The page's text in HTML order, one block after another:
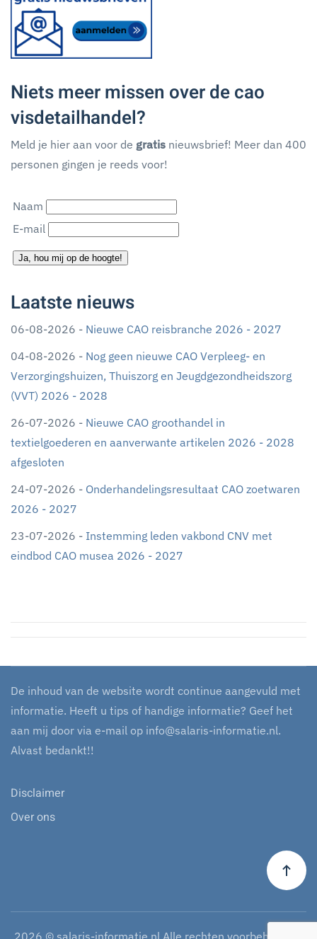
Niets meer missen over de cao
visdetailhandel?
Meld je hier aan voor de gratis nieuwsbrief! Meer dan 400
personen gingen je reeds voor!
Naam
E-mail
Ja, hou mij op de hoogte!
Laatste nieuws
06-08-2026 - Nieuwe CAO reisbranche 2026 - 2027
04-08-2026 - Nog geen nieuwe CAO Verpleeg- en
Verzorgingshuizen, Thuiszorg en Jeugdgezondheidszorg
(VVT) 2026 - 2028
26-07-2026 - Nieuwe CAO groothandel in
textielgoederen en aanverwante artikelen 2026 - 2028
afgesloten
24-07-2026 - Onderhandelingsresultaat CAO zoetwaren
2026 - 2027
23-07-2026 - Instemming leden vakbond CNV met
eindbod CAO musea 2026 - 2027
De inhoud van de website wordt continue aangevuld met
informatie. Heeft u tips of handige informatie? Geef het
aan mij door via e-mail op info@salaris-informatie.nl.
Alvast bedankt!!
Disclaimer
Over ons
2026 © salaris-informatie.nl Alle rechten voorbehouden.